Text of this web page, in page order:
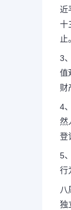
近
十
止。
3
值
财
4
然
登
5
行
八
独